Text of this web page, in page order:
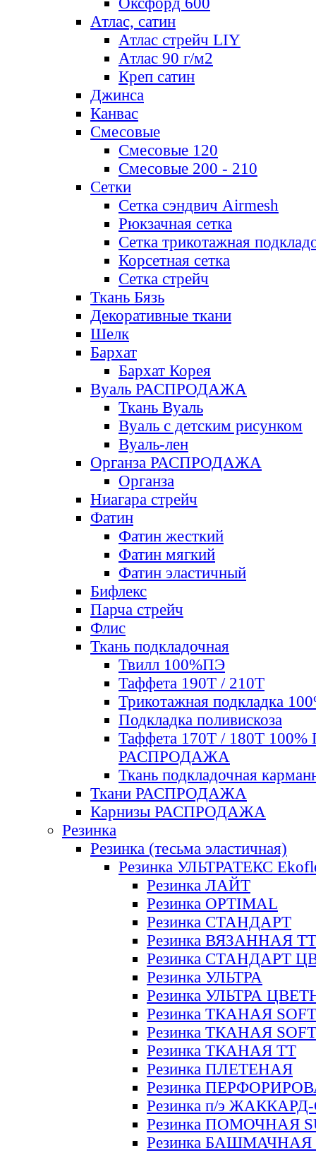
Атлас, сатин
Атлас стрейч LIY
Атлас 90 г/м2
Креп сатин
Джинса
Канвас
Смесовые
Смесовые 120
Смесовые 200 - 210
Сетки
Сетка сэндвич Airmesh
Рюкзачная сетка
Сетка трикотажная
Корсетная сетка
Сетка стрейч
Ткань Бязь
Декоративные ткани
Шелк
Бархат
Бархат Корея
Вуаль РАСПРОДАЖА
Ткань Вуаль
Вуаль с детским рисунком
Вуаль-лен
Органза РАСПРОДАЖА
Органза
Ниагара стрейч
Фатин
Фатин жесткий
Фатин мягкий
Фатин элаcтичный
Бифлекс
Парча стрейч
Флис
Ткань подкладочная
Твилл 100%ПЭ
Таффета 190Т / 210Т
Трикотажная подкладка
Подкладка поливискоза
Таффета 170Т / 180Т 100%
РАСПРОДАЖА
Ткань подкладочная
Ткани РАСПРОДАЖА
Карнизы РАСПРОДАЖА
Резинка
Резинка (тесьма эластичная)
Резинка УЛЬТРАТЕКС
Резинка ЛАЙТ
Резинка OPTIMAL
Резинка СТАНДАРТ
Резинка ВЯЗАННАЯ ТТ
Резинка СТАНДАРТ
Резинка УЛЬТРА
Резинка УЛЬТРА
Резинка ТКАНАЯ SOFT
Резинка ТКАНАЯ
Резинка ТКАНАЯ ТТ
Резинка ПЛЕТЕНАЯ
Резинка
Резинка п/э
Резинка ПОМОЧНАЯ
Резинка БАШМАЧНАЯ